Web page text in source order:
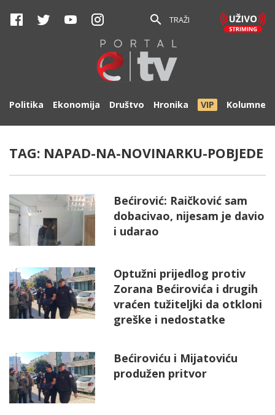
TRAŽI
Politika Ekonomija Društvo Hronika VIP Kolumne
TAG: NAPAD-NA-NOVINARKU-POBJEDE
Bećirović: Raičković sam
dobacivao, nijesam je davio
i udarao
Optužni prijedlog protiv
Zorana Bećirovića i drugih
vraćen tužiteljki da otkloni
greške i nedostatke
Bećiroviću i Mijatoviću
produžen pritvor